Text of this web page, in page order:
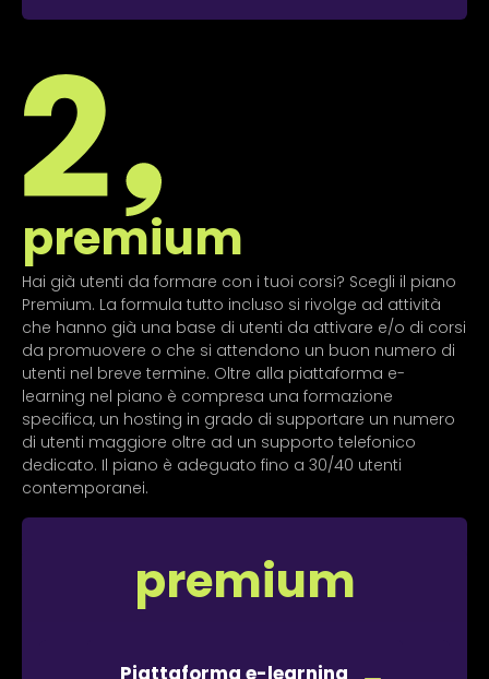
premium
Piattaforma e-learning
premium
Hai già utenti da formare con i tuoi corsi? Scegli il piano
Premium. La formula tutto incluso si rivolge ad attività
che hanno già una base di utenti da attivare e/o di corsi
da promuovere o che si attendono un buon numero di
utenti nel breve termine. Oltre alla piattaforma e-
learning nel piano è compresa una formazione
specifica, un hosting in grado di supportare un numero
di utenti maggiore oltre ad un supporto telefonico
dedicato. Il piano è adeguato fino a 30/40 utenti
contemporanei.